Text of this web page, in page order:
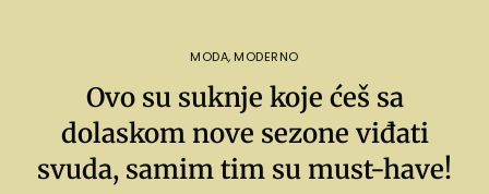
MODA, MODERNO
Ovo su suknje koje ćeš sa
dolaskom nove sezone viđati
svuda, samim tim su must-have!